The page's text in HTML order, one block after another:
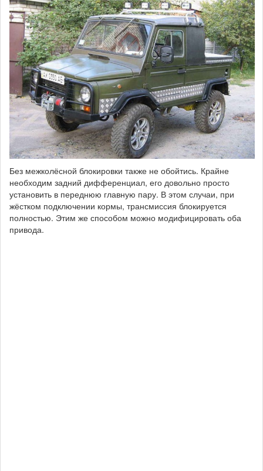
Без межколёсной блокировки также не обойтись. Крайне
необходим задний дифференциал, его довольно просто
установить в переднюю главную пару. В этом случаи, при
жёстком подключении кормы, трансмиссия блокируется
полностью. Этим же способом можно модифицировать оба
привода.